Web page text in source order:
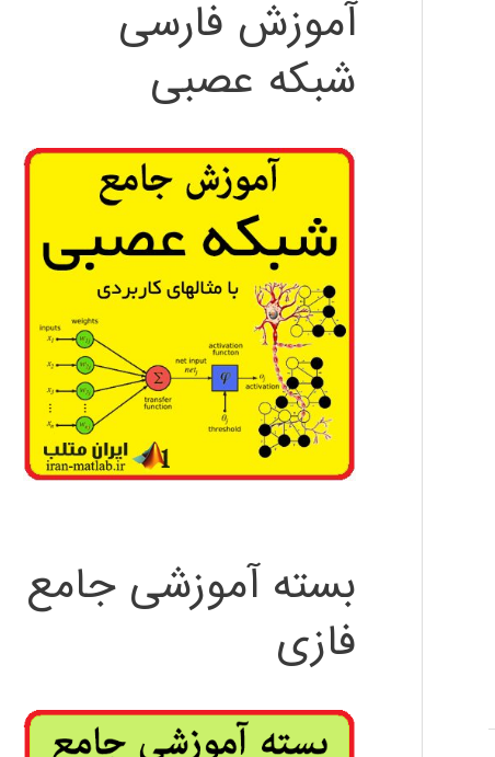
آموزش فارسی
شبکه عصبی
بسته آموزشی جامع
فازی